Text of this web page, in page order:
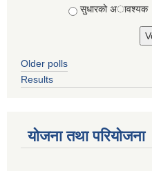
सुधारको अावश्यक
Older polls
Results
योजना तथा परियोजना